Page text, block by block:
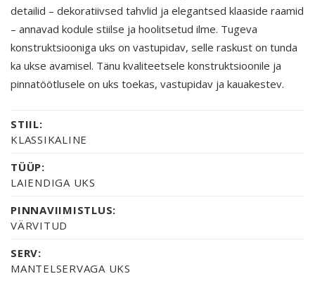
detailid – dekoratiivsed tahvlid ja elegantsed klaaside raamid
– annavad kodule stiilse ja hoolitsetud ilme. Tugeva
konstruktsiooniga uks on vastupidav, selle raskust on tunda
ka ukse avamisel. Tänu kvaliteetsele konstruktsioonile ja
pinnatöötlusele on uks toekas, vastupidav ja kauakestev.
STIIL:
KLASSIKALINE
TÜÜP:
LAIENDIGA UKS
PINNAVIIMISTLUS:
VÄRVITUD
SERV:
MANTELSERVAGA UKS